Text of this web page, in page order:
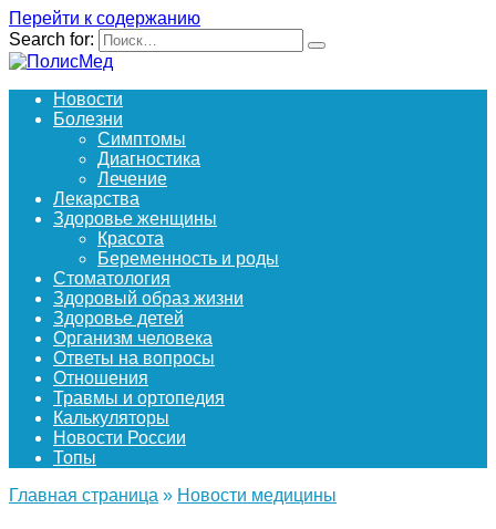
Перейти к содержанию
Search for:
Новости
Болезни
Симптомы
Диагностика
Лечение
Лекарства
Здоровье женщины
Красота
Беременность и роды
Стоматология
Здоровый образ жизни
Здоровье детей
Организм человека
Ответы на вопросы
Отношения
Травмы и ортопедия
Калькуляторы
Новости России
Топы
Главная страница » Новости медицины